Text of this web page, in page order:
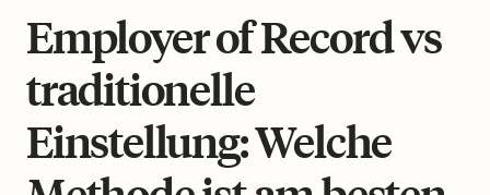
Employer of Record vs
traditionelle
Einstellung: Welche